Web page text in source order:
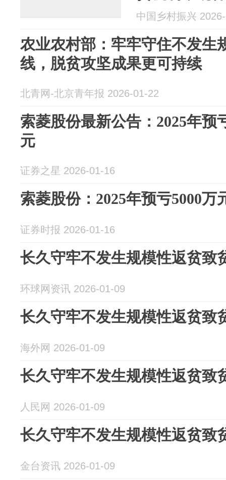
致贫”赴云南
中国乡村振兴
农业农村部：牢牢守住不发生
线，脱贫攻坚成果更可持续
北青网-北京青年报 2026-01-22
索菱股份最新公告：2025年预
元
证券之星 2026-01-16
索菱股份：2025年预亏5000
证券时报 2026-01-16
长久守牢不发生规模性返贫致
环球网资讯 2026-01-09
长久守牢不发生规模性返贫致
海外网 2026-01-09
长久守牢不发生规模性返贫致
人民网 2026-01-09
长久守牢不发生规模性返贫致
金台资讯 2026-01-09